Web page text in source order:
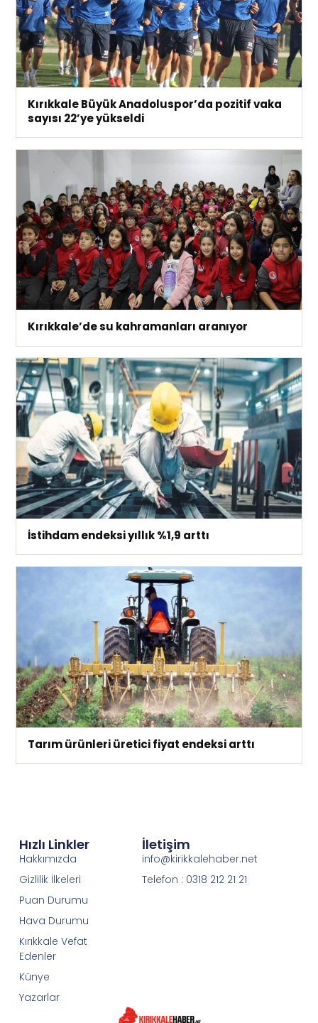
Kırıkkale Büyük Anadoluspor’da pozitif vaka
sayısı 22’ye yükseldi
Kırıkkale’de su kahramanları aranıyor
İstihdam endeksi yıllık %1,9 arttı
Tarım ürünleri üretici fiyat endeksi arttı
Hızlı Linkler
Hakkımızda
Gizlilik İlkeleri
Puan Durumu
Hava Durumu
Kırıkkale Vefat
Edenler
Künye
Yazarlar
İletişim
info@kirikkalehaber.net
Telefon : 0318 212 21 21